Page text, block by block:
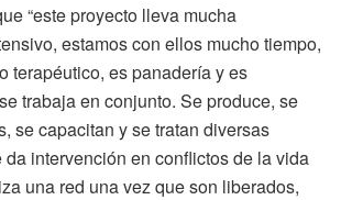
“este proyecto lleva mucha
estamos con ellos mucho tiempo,
terapéutico, es panadería y es
trabaja en conjunto. Se produce, se
se capacitan y se tratan diversas
intervención en conflictos de la vida
una red una vez que son liberados,